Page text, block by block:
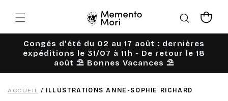
passer au
contenu
Panier
Congés d'été du 02 au 17 août : dernières
expéditions le 31/07 à 11h - De retour le 18
août ⛱️ Bonnes Vacances ⛱️
ACCUEIL / ILLUSTRATIONS ANNE-SOPHIE RICHARD